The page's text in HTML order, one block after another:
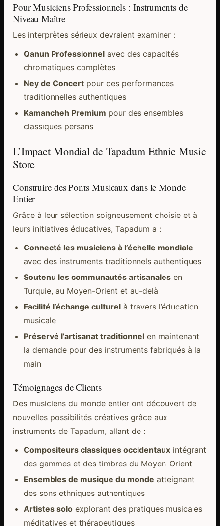
Pour Musiciens Professionnels : Instruments de
Niveau Maître
Les interprètes sérieux devraient examiner :
Qanun Professionnelavec des capacités
chromatiques complètes
Ney de Concertpour des performances
traditionnelles authentiques
Kamancheh Premium pour des ensembles
classiques persans
L’Impact Mondial de Tapadum Ethnic Music
Store
Construire des Ponts Musicaux dans le Monde
Entier
Grâce à leur sélection soigneusement choisie et à
leurs initiatives éducatives, Tapadum a :
Connecté les musiciens à l’échelle mondiale
avec des instruments traditionnels authentiques
Soutenu les communautés artisanalesen
Turquie, au Moyen-Orient et au-delà
Facilité l’échange culturelà travers l’éducation
musicale
Préservé l’artisanat traditionnelen maintenant
la demande pour des instruments fabriqués à la
main
Témoignages de Clients
Des musiciens du monde entier ont découvert de
nouvelles possibilités créatives grâce aux
instruments de Tapadum, allant de :
Compositeurs classiques occidentauxintégrant
des gammes et des timbres du Moyen-Orient
Ensembles de musique du monde atteignant
des sons ethniques authentiques
Artistes soloexplorant des pratiques musicales
méditatives et thérapeutiques